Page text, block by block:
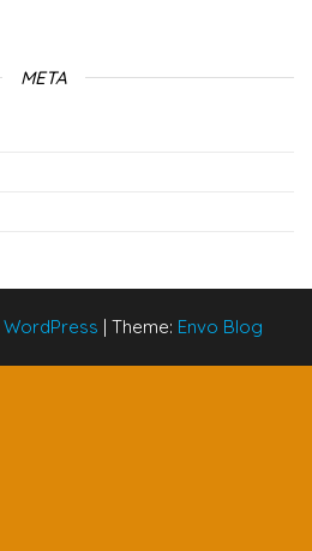
META
WordPress | Theme: Envo Blog